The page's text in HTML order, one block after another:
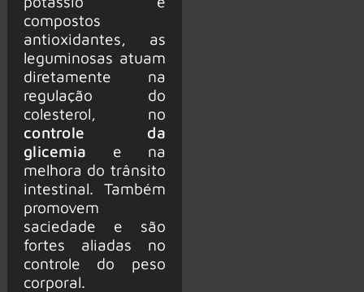
compostos
antioxidantes, as
leguminosas atuam
diretamente na
regulação do
colesterol, no
controle da
glicemia e na
melhora do trânsito
intestinal. Também
promovem
saciedade e são
fortes aliadas no
controle do peso
corporal.